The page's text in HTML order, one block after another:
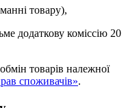
товару),
додаткову коміссію 20
товарів належної
споживачів».